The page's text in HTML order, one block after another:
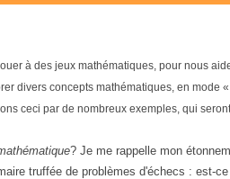
à des jeux mathématiques, pour nous
divers concepts mathématiques, en
ceci par de nombreux exemples, qui
? Je me rappelle mon
truffée de problèmes d'échecs : est-